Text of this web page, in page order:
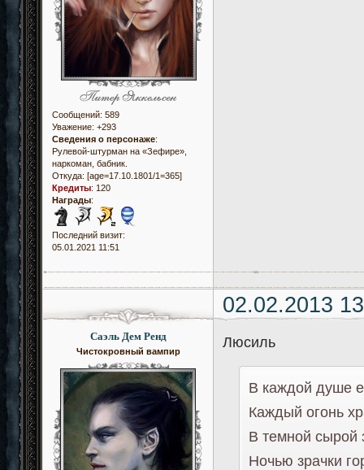
Сообщений: 589
Уважение: +293
Сведения о персонаже:
Рулевой-штурман на «Зефире»,
наркоман, бабник.
Откуда: [age=17.10.1801/1=365]
Кредиты: 120
Награды:
Последний визит:
05.01.2021 11:51
02.02.2013
Саэль Дем Ренд
Чистокровный вампир
Люсиль
В каждой душе
Каждый огонь
В темной сырой
Ночью зрачки